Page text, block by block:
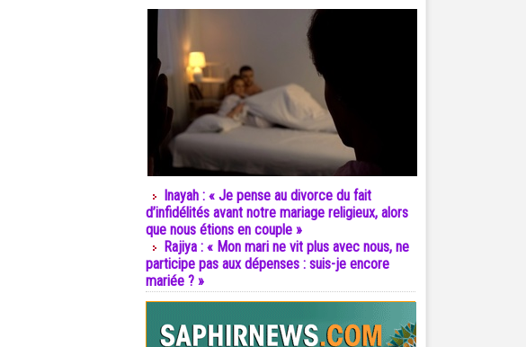
Inayah : « Je pense au divorce du fait
d’infidélités avant notre mariage religieux, alors
que nous étions en couple »
Rajiya : « Mon mari ne vit plus avec nous, ne
participe pas aux dépenses : suis-je encore
mariée ? »